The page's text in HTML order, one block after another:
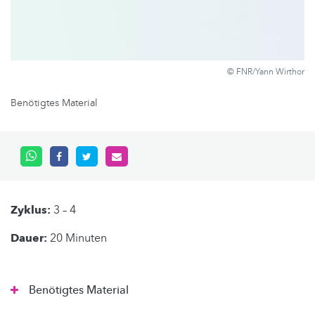
© FNR/Yann Wirthor
Benötigtes Material
Zyklus: 3 – 4
Dauer: 20 Minuten
Benötigtes Material